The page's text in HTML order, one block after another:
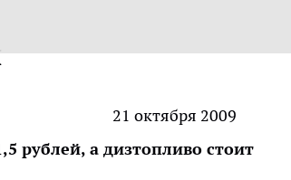
21 октября 2009
рублей, а дизтопливо стоит